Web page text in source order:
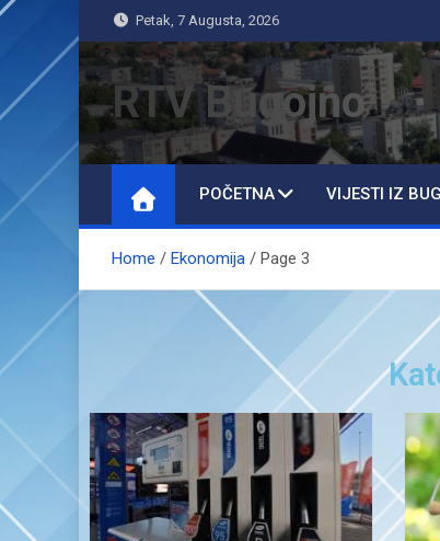
Petak, 7 Augusta, 2026
RTV Bugojno
POČETNA VIJESTI IZ
Home Ekonomija Page 3